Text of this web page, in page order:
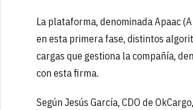
La plataforma, denominada Apaac
en esta primera fase, distintos
cargas que gestiona la compañía,
con esta firma.
Según Jesús García, CDO de